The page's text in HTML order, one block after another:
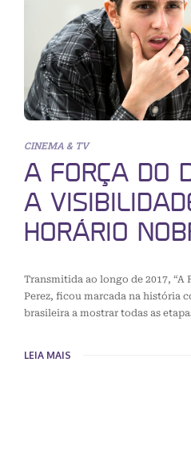
CINEMA & TV
A FORÇA DO
A
HORÁRIO
Transmitida ao longo de 2017, “A
Perez, ficou marcada na história
brasileira a mostrar todas as
LEIA MAIS